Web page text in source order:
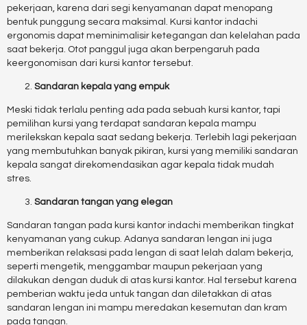
pekerjaan, karena dari segi kenyamanan dapat menopang
bentuk punggung secara maksimal. Kursi kantor indachi
ergonomis dapat meminimalisir ketegangan dan kelelahan pada
saat bekerja. Otot panggul juga akan berpengaruh pada
keergonomisan dari kursi kantor tersebut.
Sandaran kepala yang empuk
Meski tidak terlalu penting ada pada sebuah kursi kantor, tapi
pemilihan kursi yang terdapat sandaran kepala mampu
merilekskan kepala saat sedang bekerja. Terlebih lagi pekerjaan
yang membutuhkan banyak pikiran, kursi yang memiliki sandaran
kepala sangat direkomendasikan agar kepala tidak mudah
stres.
Sandaran tangan yang elegan
Sandaran tangan pada kursi kantor indachi memberikan tingkat
kenyamanan yang cukup. Adanya sandaran lengan ini juga
memberikan relaksasi pada lengan di saat lelah dalam bekerja,
seperti mengetik, menggambar maupun pekerjaan yang
dilakukan dengan duduk di atas kursi kantor. Hal tersebut karena
pemberian waktu jeda untuk tangan dan diletakkan di atas
sandaran lengan ini mampu meredakan kesemutan dan kram
pada tangan.